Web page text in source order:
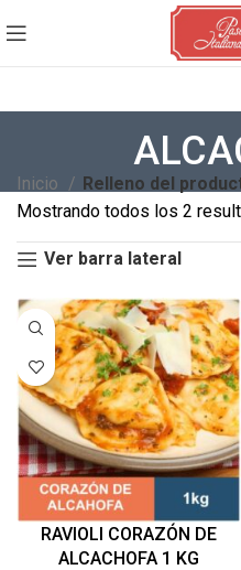
Inicio Relleno del
Mostrando todos los 2
Ver barra lateral
RAVIOLI CORAZÓN DE
ALCACHOFA 1 KG